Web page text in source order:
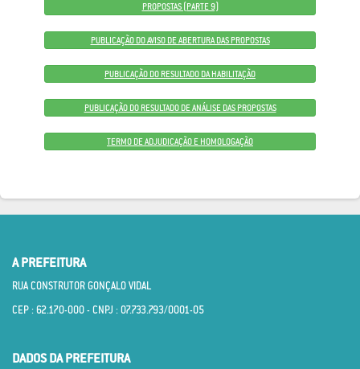
PROPOSTAS (PARTE 9)
PUBLICAÇÃO DO AVISO DE ABERTURA DAS PROPOSTAS
PUBLICAÇÃO DO RESULTADO DA HABILITAÇÃO
PUBLICAÇÃO DO RESULTADO DE ANÁLISE DAS PROPOSTAS
TERMO DE ADJUDICAÇÃO E HOMOLOGAÇÃO
A PREFEITURA
RUA CONSTRUTOR GONÇALO VIDAL
CEP : 62.170­-000 - CNPJ : 07.733.793/0001­-05
DADOS DA PREFEITURA